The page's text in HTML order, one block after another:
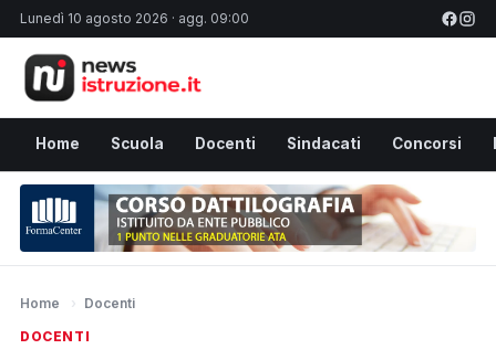
Lunedì 10 agosto 2026 · agg. 09:00
Home Scuola Docenti Sindacati Concorsi
Home › Docenti
DOCENTI